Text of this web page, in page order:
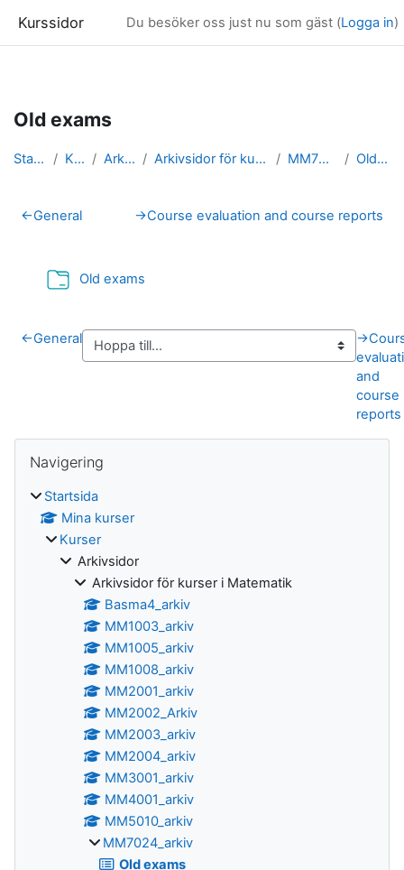
Kurssidor Du besöker oss just nu som gäst (Logga in)
Old exams
Startsida Kurser Arkivsidor Arkivsidor för kurser i Matematik MM7024_arkiv Old exams
Avsnittsöversikt
←General →Course evaluation and course reports
Old exams
←General →
and
course
reports
Navigering
Startsida
Mina kurser
Kurser
Arkivsidor
Arkivsidor för kurser i Matematik
Basma4_arkiv
MM1003_arkiv
MM1005_arkiv
MM1008_arkiv
MM2001_arkiv
MM2002_Arkiv
MM2003_arkiv
MM2004_arkiv
MM3001_arkiv
MM4001_arkiv
MM5010_arkiv
MM7024_arkiv
Old exams